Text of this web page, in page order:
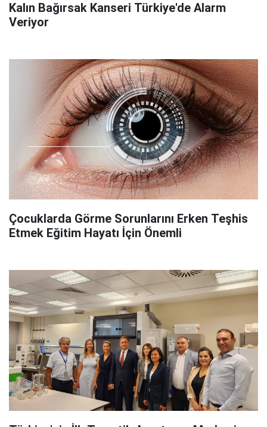
Kalın Bağırsak Kanseri Türkiye'de Alarm
Veriyor
Çocuklarda Görme Sorunlarını Erken Teşhis
Etmek Eğitim Hayatı İçin Önemli